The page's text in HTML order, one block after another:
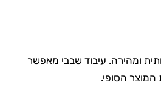
ומהירה. עיבוד שבבי מאפשר
המוצר הסופי.